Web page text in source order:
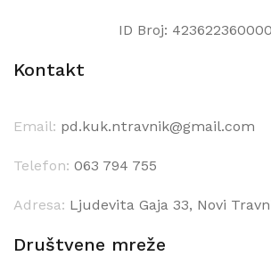
ID Broj:
Kontakt
Email: pd.kuk.ntravnik@gmail.com
Telefon: 063 794 755
Adresa: Ljudevita Gaja 33, Novi
Društvene mreže